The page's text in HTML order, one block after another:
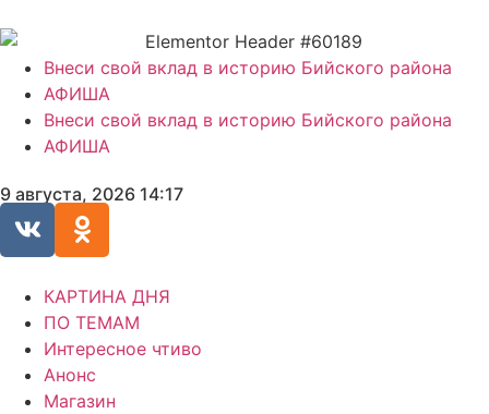
Внеси свой вклад в историю Бийского района
АФИША
Внеси свой вклад в историю Бийского района
АФИША
9 августа, 2026 14:17
КАРТИНА ДНЯ
ПО ТЕМАМ
Интересное чтиво
Анонс
Магазин